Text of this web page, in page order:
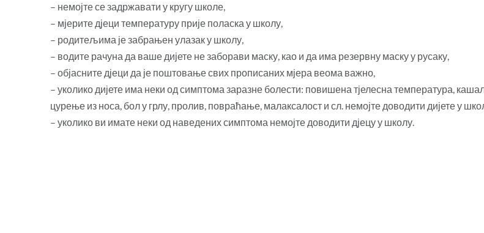
– немојте се задржавати у кругу школе,
– мјерите дјеци температуру прије поласка у школу,
– родитељима је забрањен улазак у школу,
– водите рачуна да ваше дијете не заборави маску, као и да има резервну маску у русаку,
– објасните дјеци да је поштовање свих прописаних мјера веома важно,
– уколико дијете има неки од симптома заразне болести: повишена тјелесна температура,
цурење из носа, бол у грлу, пролив, повраћање, малаксалост и сл. немојте доводити дијете у
– уколико ви имате неки од наведених симптома немојте доводити дјецу у школу.